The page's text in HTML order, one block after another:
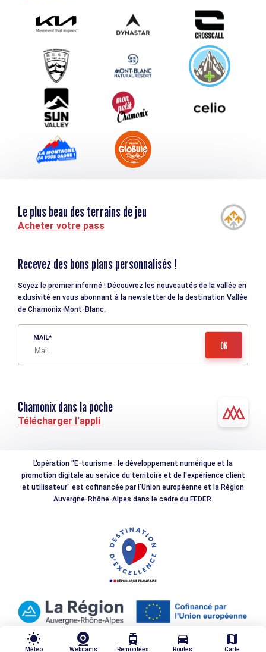
Proposez votre évènement
Service groupes et séminaires
Téléchargements
Tourisme et handicap
Le plus beau des terrains de jeu
Acheter votre pass
Recevez des bons plans personnalisés !
Soyez le premier informé ! Découvrez les nouveautés de la vallée en
exlusivité en vous abonnant à la newsletter de la destination Vallée
de Chamonix-Mont-Blanc.
MAIL
Chamonix dans la poche
Télécharger l'appli
L'opération "E-tourisme : le développement numérique et la
promotion digitale au service du territoire et de l'expérience client
et utilisateur" est cofinancée par l'Union européenne et la Région
Auvergne-Rhône-Alpes dans le cadre du FEDER.
wb_sunny
Météo Webcams
tram
Remontées
directions_car
Routes
map
Carte